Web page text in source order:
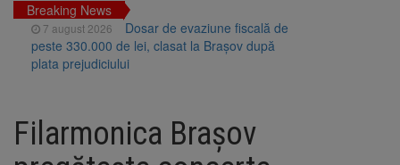
Breaking News
7 august 2026
Dosar de evaziune fiscală de
peste 330.000 de lei, clasat la Brașov după
plata prejudiciului
sistarea plăților către Brai-Cata și Comprest.
Motivul: platforme de gunoi neigienizate
Filarmonica Brașov